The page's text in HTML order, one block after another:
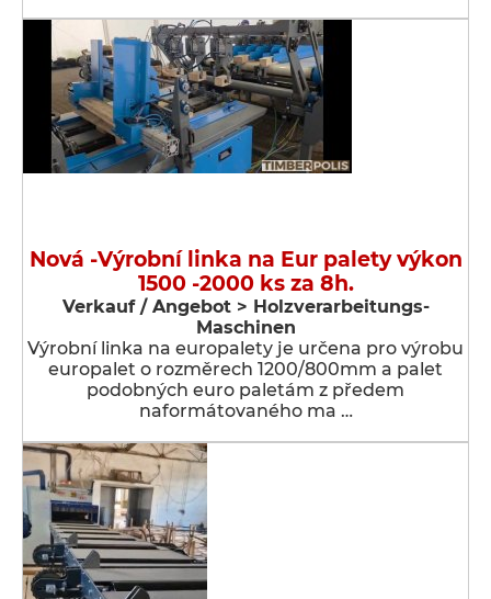
Nová -Výrobní linka na Eur palety výkon
1500 -2000 ks za 8h.
Verkauf / Angebot > Holzverarbeitungs-
Maschinen
Výrobní linka na europalety je určena pro výrobu
europalet o rozměrech 1200/800mm a palet
podobných euro paletám z předem
naformátovaného ma …